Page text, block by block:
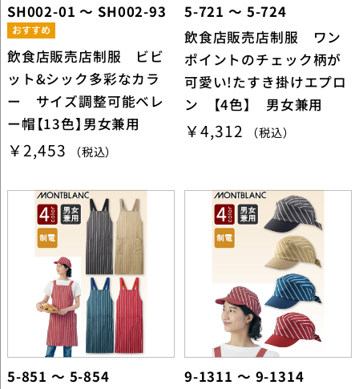
SH002-01 ～ SH002-93
飲食店販売店制服 ビビ
ット&シック多彩なカラ
ー サイズ調整可能ベレ
ー帽【13色】男女兼用
￥2,453 （税込）
5-721 ～ 5-724
飲食店販売店制服 ワン
ポイントのチェック柄が
可愛い!たすき掛けエプロ
ン 【4色】 男女兼用
￥4,312 （税込）
5-851 ～ 5-854
9-1311 ～ 9-1314